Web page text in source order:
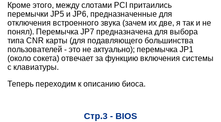
Кроме этого, между слотами PCI притаились
перемычки JP5 и JP6, предназначенные для
отключения встроенного звука (зачем их две, я так и не
понял). Перемычка JP7 предназначена для выбора
типа CNR карты (для подавляющего большинства
пользователей - это не актуально); перемычка JP1
(около сокета) отвечает за функцию включения системы
с клавиатуры.
Теперь переходим к описанию биоса.
Стр.3 - BIOS